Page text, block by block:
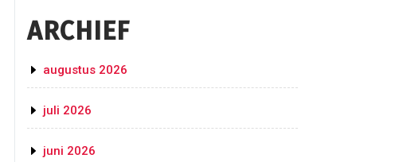
ARCHIEF
augustus 2026
juli 2026
juni 2026